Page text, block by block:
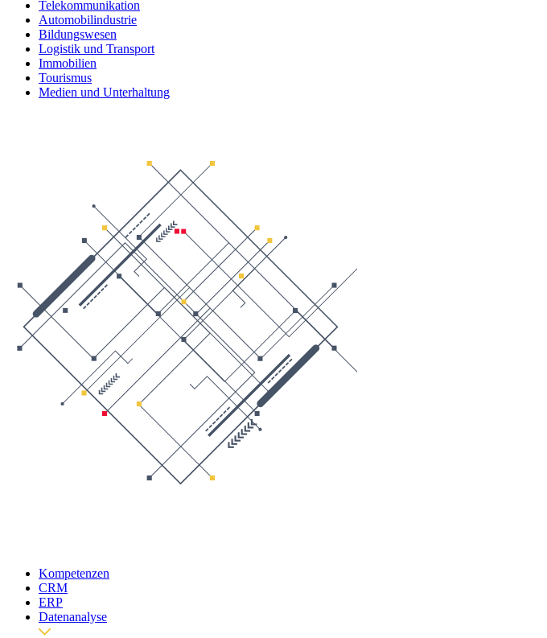
Telekommunikation
Automobilindustrie
Bildungswesen
Logistik und Transport
Immobilien
Tourismus
Medien und Unterhaltung
Kompetenzen
CRM
ERP
Datenanalyse